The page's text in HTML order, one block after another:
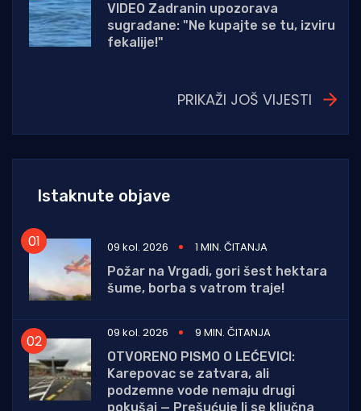
VIDEO Zadranin upozorava
sugrađane: "Ne kupajte se tu, izviru
fekalije!"
PRIKAŽI JOŠ VIJESTI
Istaknute objave
09 kol. 2026
1 MIN. ČITANJA
Požar na Vrgadi, gori šest hektara
šume, borba s vatrom traje!
09 kol. 2026
9 MIN. ČITANJA
OTVORENO PISMO O LEĆEVICI:
Karepovac se zatvara, ali
podzemne vode nemaju drugi
pokušaj — Prešućuje li se ključna